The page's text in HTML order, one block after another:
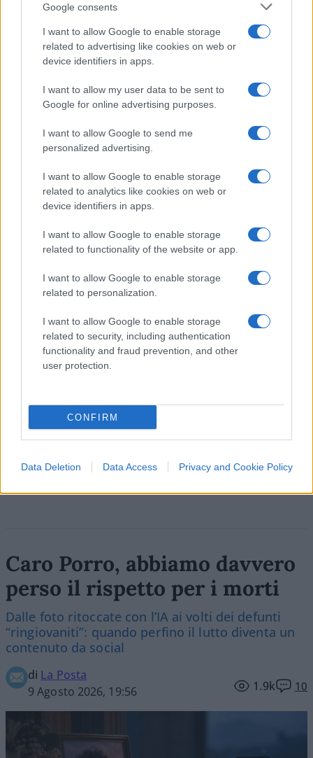
Google consents
I want to allow Google to enable storage
related to advertising like cookies on web or
device identifiers in apps.
I want to allow my user data to be sent to
Google for online advertising purposes.
I want to allow Google to send me
personalized advertising.
I want to allow Google to enable storage
related to analytics like cookies on web or
device identifiers in apps.
I want to allow Google to enable storage
related to functionality of the website or app.
I want to allow Google to enable storage
related to personalization.
I want to allow Google to enable storage
related to security, including authentication
functionality and fraud prevention, and other
user protection.
CONFIRM
Data Deletion Data Access Privacy and Cookie Policy
nemico”.
Ringraziandola per l’attenzione la saluto
cordialmente.
Olivo Matuella
Nicolaporro.it è anche su Whatsapp. È
sufficientecliccare quiper iscriversi al canale ed
essere sempre aggiornati (gratis).
Leggi i commenti
SEDUTE SATIRICHE
Vai all'archivio delle vignette
Caro Porro, abbiamo davvero
perso il rispetto per i morti
Dalle foto ritoccate con l’IA ai volti dei defunti
“ringiovaniti”: quando perfino il lutto diventa un
contenuto da social
di La Posta
9 Agosto 2026, 19:56
1.9k 10